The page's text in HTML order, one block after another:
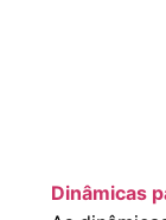
Dinâmicas